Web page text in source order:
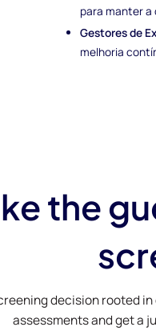
para manter
Gestores de
melhoria
the
decision rooted
assessments and get a